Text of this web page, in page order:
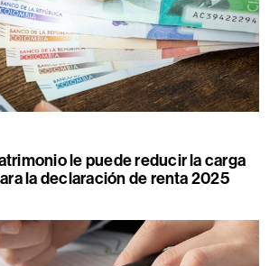
le puede reducir la carga
la declaración de renta 2025